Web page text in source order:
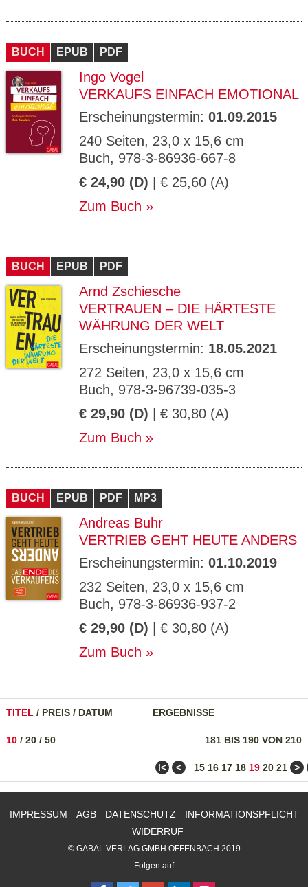
BUCH EPUB PDF
Ingo Vogel
VERKAUFS EINFACH EMOTIONAL
Erscheinungstermin: 01.09.2015
240 Seiten, 23,0 x 15,6 cm
Buch, 978-3-86936-667-8
€ 24,90 (D) | € 25,60 (A)
Zum Buch
BUCH EPUB PDF
Arnd Zschiesche
VERTRAUEN – DIE HÄRTESTE
WÄHRUNG DER WELT
Erscheinungstermin: 18.05.2021
272 Seiten, 23,0 x 15,6 cm
Buch, 978-3-96739-035-3
€ 29,90 (D) | € 30,80 (A)
Zum Buch
BUCH EPUB PDF MP3
Andreas Buhr
VERTRIEB GEHT HEUTE ANDERS
Erscheinungstermin: 01.10.2019
232 Seiten, 23,0 x 15,6 cm
Buch, 978-3-86936-937-2
€ 29,90 (D) | € 30,80 (A)
Zum Buch
TITEL / PREIS / DATUM ERGEBNISSE
181 BIS 190 VON 210
10 / 20 / 50
ǀ< < 15 16 17 18 19 20 21 >
IMPRESSUM AGB DATENSCHUTZ
INFORMATIONSPFLICHT
WIDERRUF
© GABAL VERLAG GMBH OFFENBACH 2019
Folgen auf